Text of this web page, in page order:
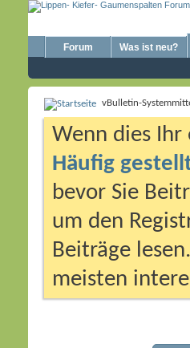
Forum Was ist neu?
vBulletin-
Wenn dies Ihr
Häufig
bevor Sie
um den
Beiträge
meisten